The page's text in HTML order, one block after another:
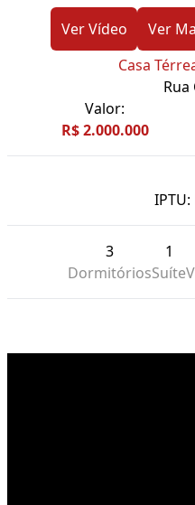
Ver Vídeo
Ver
Casa
Rua
Valor:
R$ 2.000.000
IPTU:
3
Dormitórios
1
Suíte